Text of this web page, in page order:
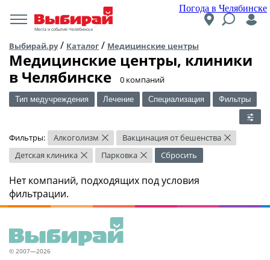
Погода в Челябинске
Места и события Челябинска
Выбирай.ру/ Каталог / Медицинские центры
Медицинские центры, клиники
в Челябинске
​0 компаний
Тип медучреждения Лечение Специализация Фильтры
Фильтры: Алкоголизм × Вакцинация от бешенства ×
Детская клиника × Парковка × Сбросить
Нет компаний, подходящих под условия
фильтрации.
© 2007—2026